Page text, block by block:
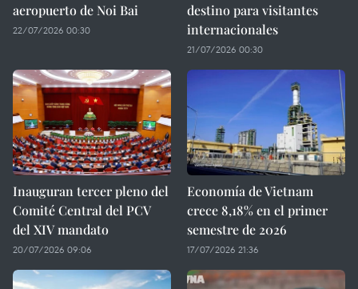
aeropuerto de Noi Bai
22/07/2026 00:30
destino para visitantes
internacionales
21/07/2026 00:30
Inauguran tercer pleno del
Comité Central del PCV
del XIV mandato
20/07/2026 09:06
Economía de Vietnam
crece 8,18% en el primer
semestre de 2026
17/07/2026 21:36